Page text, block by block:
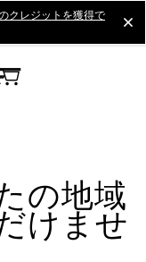
クレジットを獲得で
の地域
けませ